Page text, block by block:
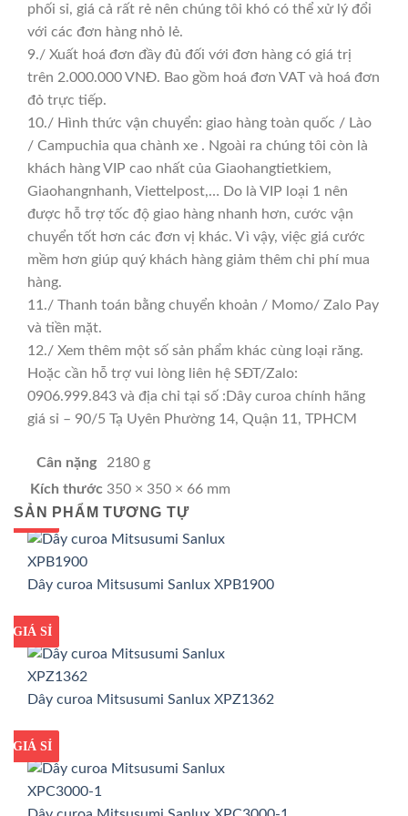
phối sỉ, giá cả rất rẻ nên chúng tôi khó có thể xử lý đổi
với các đơn hàng nhỏ lẻ.
9./ Xuất hoá đơn đầy đủ đối với đơn hàng có giá trị
trên 2.000.000 VNĐ. Bao gồm hoá đơn VAT và hoá đơn
đỏ trực tiếp.
10./ Hình thức vận chuyển: giao hàng toàn quốc / Lào
/ Campuchia qua chành xe . Ngoài ra chúng tôi còn là
khách hàng VIP cao nhất của Giaohangtietkiem,
Giaohangnhanh, Viettelpost,… Do là VIP loại 1 nên
được hỗ trợ tốc độ giao hàng nhanh hơn, cước vận
chuyển tốt hơn các đơn vị khác. Vì vậy, việc giá cước
mềm hơn giúp quý khách hàng giảm thêm chi phí mua
hàng.
11./ Thanh toán bằng chuyển khoản / Momo/ Zalo Pay
và tiền mặt.
12./ Xem thêm một số sản phẩm khác cùng loại răng.
Hoặc cần hỗ trợ vui lòng liên hệ SĐT/Zalo:
0906.999.843 và địa chỉ tại số :Dây curoa chính hãng
giá sỉ – 90/5 Tạ Uyên Phường 14, Quận 11, TPHCM
Cân nặng
2180 g
Kích thước 350 × 350 × 66 mm
SẢN PHẨM TƯƠNG TỰ
GIÁ TỐT
GIÁ SỈ
Dây curoa Mitsusumi Sanlux XPB1900
GIÁ TỐT
GIÁ SỈ
Dây curoa Mitsusumi Sanlux XPZ1362
GIÁ TỐT
GIÁ SỈ